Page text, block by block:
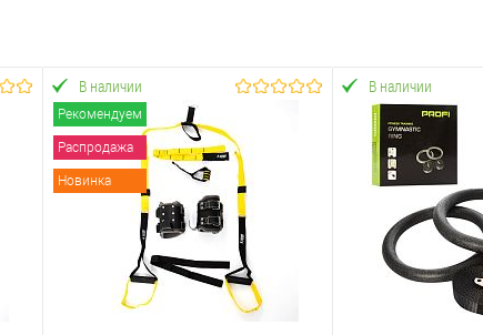
Рекомендуем
Распродажа
Новинка
В наличии В наличии